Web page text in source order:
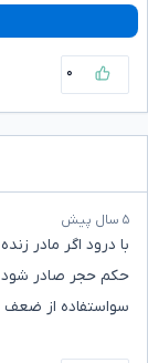
۰
۵ سال پیش
با درود اگر مادر
حکم حجر صادر شود
سواستفاده از